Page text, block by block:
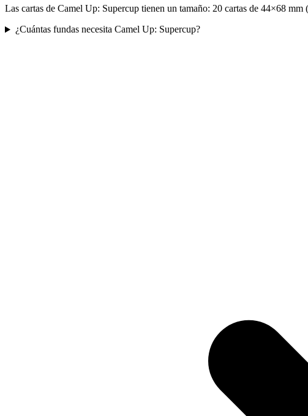
Las cartas de Camel Up: Supercup tienen un tamaño: 20 cartas de 44×68
¿Cuántas fundas necesita Camel Up: Supercup?